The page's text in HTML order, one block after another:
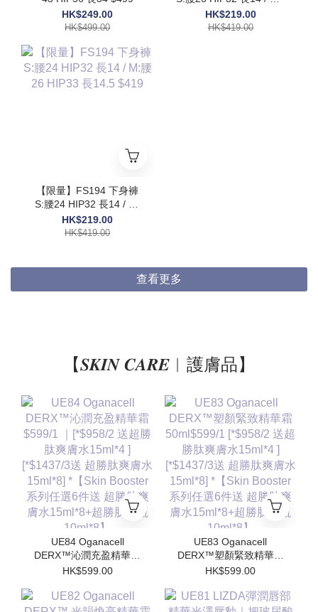
HK$249.00
HK$499.00
腰30 HIP36 長15 $419
HK$219.00
HK$419.00
【限量】FS194 下身褲
S:腰24 HIP32 長14 / M:
腰26 HIP33 長14.5 $419
HK$219.00
HK$419.00
查看更多
【𝑺𝑲𝑰𝑵 𝑪𝑨𝑹𝑬︱護膚品】
UE84 Oganacell
DERX™沁潤充盈精華霜
$599/1 ｜[*$958/2 送超
[*$1437/3送 超勝肽爽膚
水15ml*8] *【Skin
HK$599.00
UE83 Oganacell
DERX™塑顏緊致精華霜
50ml$599/1 [*$958/2 送
[*$1437/3送 超勝肽爽膚
水15ml*8] *【Skin
HK$599.00